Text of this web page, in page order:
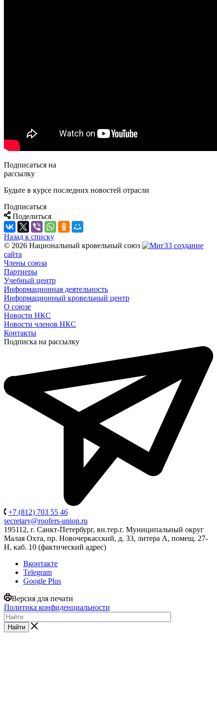
Подписаться на
рассылку
Будьте в курсе последних новостей отрасли
Подписаться
Поделиться
Назад к списку
© 2026 Национальный кровельный союз
создание
сайта
Члены союза
Партнеры
Учебный центр
Информационная деятельность
Информационный кровельный центр
О союзе
Новости НКС
Новости членов НКС
Контакты
Подписка на рассылку
+7 (812) 703 55 46
secretary@roofers-union.ru
195112, г. Санкт-Петербург, вн.тер.г. Муниципальный округ
Малая Охта, пр. Новочеркасский, д. 33, литера А, помещ. 27-
Н, каб. 10 (фактический адрес)
Вконтакте
Telegram
Google Plus
Версия для печати
Политика конфиденциальности
Найти